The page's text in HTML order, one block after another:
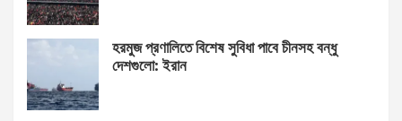
হরমুজ প্রণালিতে বিশেষ সুবিধা পাবে চীনসহ বন্ধু
দেশগুলো: ইরান